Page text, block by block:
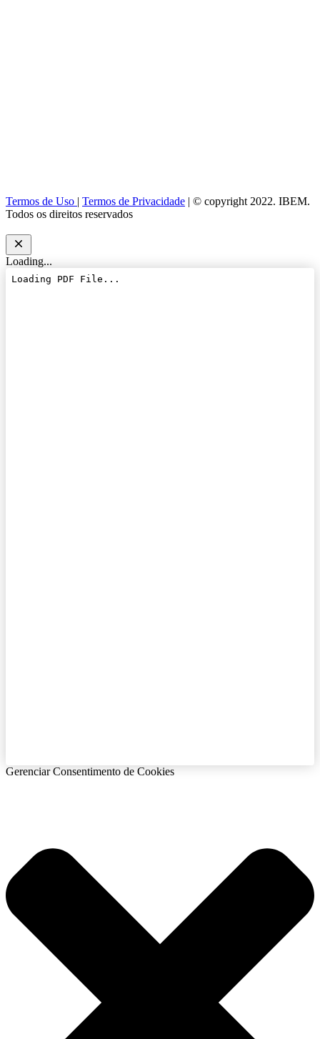
Termos de Uso | Termos de Privacidade | © copyright 2022. IBEM.
Todos os direitos reservados
Loading...
Gerenciar Consentimento de Cookies